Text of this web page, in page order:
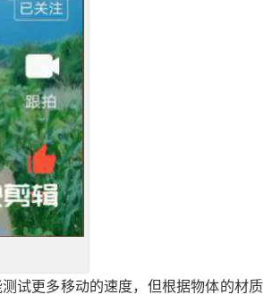
试更多移动的速度，但根据物体的材质